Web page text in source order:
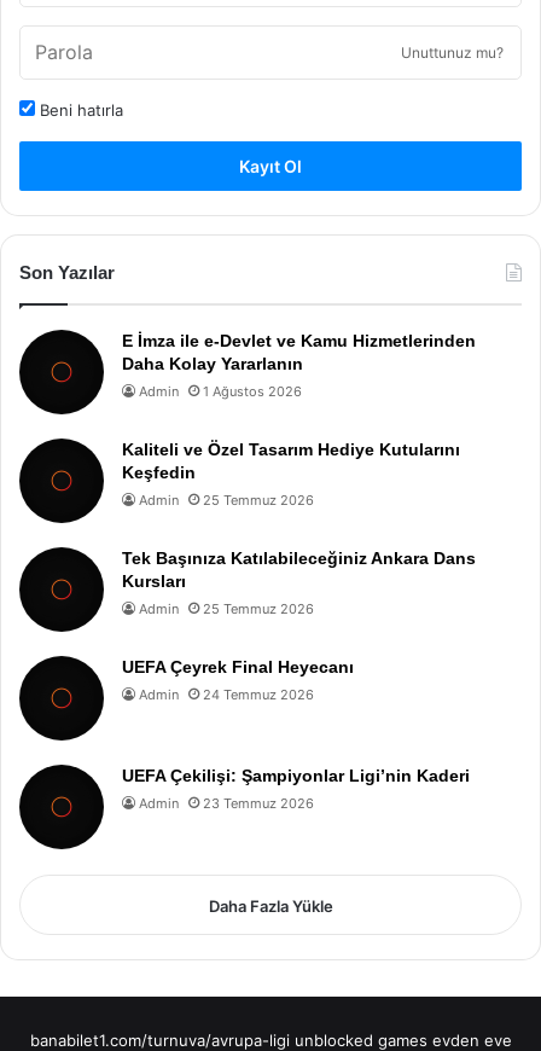
Unuttunuz mu?
Beni hatırla
Kayıt Ol
Son Yazılar
E İmza ile e-Devlet ve Kamu Hizmetlerinden
Daha Kolay Yararlanın
Admin 1 Ağustos 2026
Kaliteli ve Özel Tasarım Hediye Kutularını
Keşfedin
Admin 25 Temmuz 2026
Tek Başınıza Katılabileceğiniz Ankara Dans
Kursları
Admin 25 Temmuz 2026
UEFA Çeyrek Final Heyecanı
Admin 24 Temmuz 2026
UEFA Çekilişi: Şampiyonlar Ligi’nin Kaderi
Admin 23 Temmuz 2026
Daha Fazla Yükle
banabilet1.com/turnuva/avrupa-ligi unblocked games evden eve